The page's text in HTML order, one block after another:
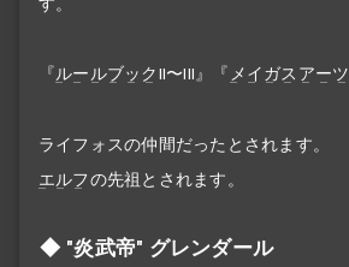
す。
『ルールブックII〜III』『 メイガスアーツ
ライフォスの仲間だったとされます。
エルフの先祖とされます。
"炎武帝" グレンダール